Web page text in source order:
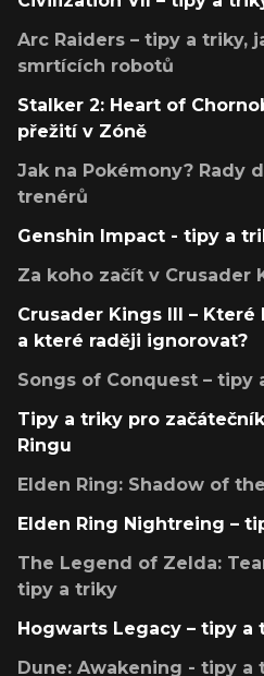
Arc Raiders – tipy a triky,
smrtících robotů
Stalker 2: Heart of
přežití v Zóně
Jak na Pokémony? Rady
trenérů
Genshin Impact - tipy a
Za koho začít v Crusader
Crusader Kings III –
a které raději ignorovat?
Songs of Conquest – tipy
Tipy a triky pro
Ringu
Elden Ring: Shadow of
Elden Ring Nightreing –
The Legend of Zelda:
tipy a triky
Hogwarts Legacy – tipy a
Dune: Awakening - tipy a